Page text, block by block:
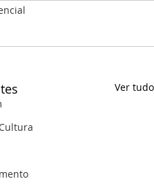
Ver tudo